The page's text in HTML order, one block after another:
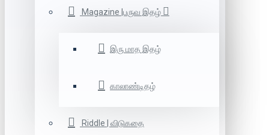
Magazine |பருவ இதழ்
இரு மாத இதழ்
காலாண்டிதழ்
Riddle | விடுகதை